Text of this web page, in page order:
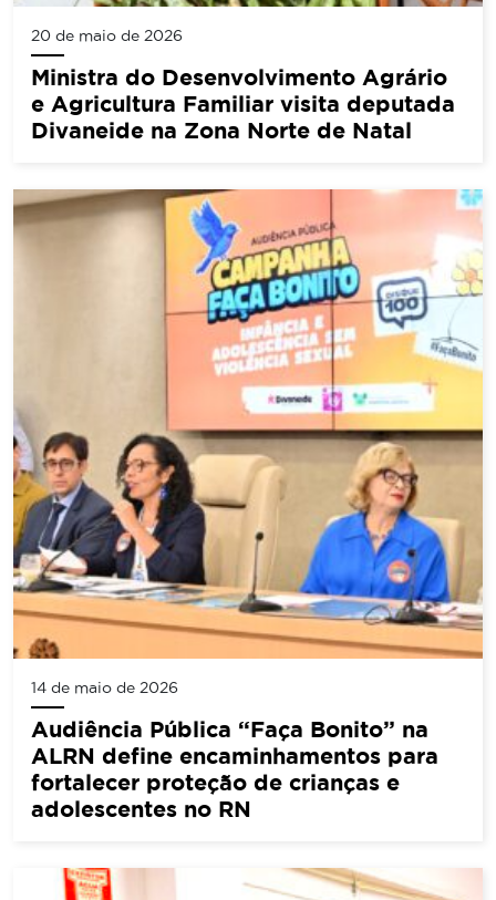
20 de maio de 2026
Ministra do Desenvolvimento Agrário
e Agricultura Familiar visita deputada
Divaneide na Zona Norte de Natal
14 de maio de 2026
Audiência Pública “Faça Bonito” na
ALRN define encaminhamentos para
fortalecer proteção de crianças e
adolescentes no RN